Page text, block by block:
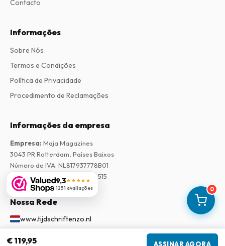
0
€ 119,95 ASSINAR AGORA
9,3★★★★★
1251 avaliações
Contacto
Informações
Sobre Nós
Termos e Condições
Política de Privacidade
Procedimento de Reclamações
Informações da empresa
Empresa: Maja Magazines
3043 PR Rotterdam, Países Baixos
Número de IVA: NL817937778B01
Câmara de Comércio
27300515
Nossa Rede
www.tijdschriftenzo.nl